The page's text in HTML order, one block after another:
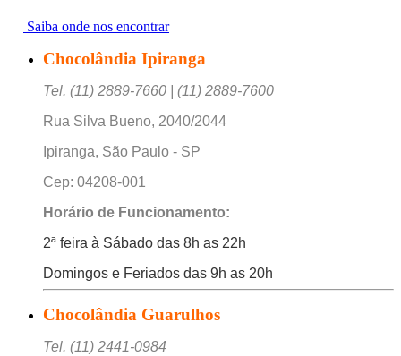
Saiba onde nos encontrar
Chocolândia Ipiranga
Tel. (11) 2889-7660 | (11) 2889-7600
Rua Silva Bueno, 2040/2044
Ipiranga, São Paulo - SP
Cep: 04208-001
Horário de Funcionamento:
2ª feira à Sábado das 8h as 22h
Domingos e Feriados das 9h as 20h
Chocolândia Guarulhos
Tel. (11) 2441-0984